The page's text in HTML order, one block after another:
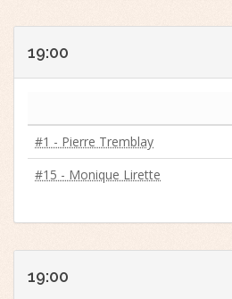
19:00
#1 - Pierre Tremblay
#15 - Monique Lirette
19:00